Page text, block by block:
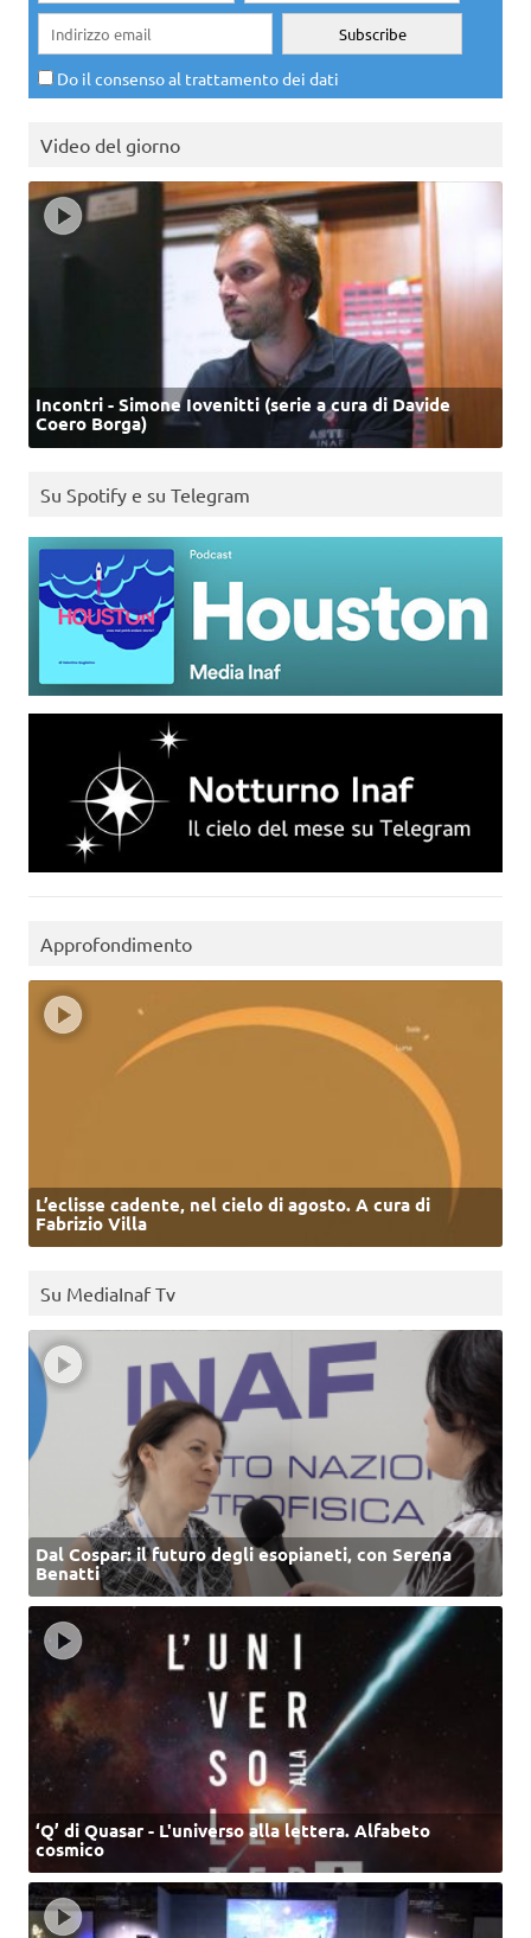
Do il consenso al trattamento dei dati
Video del giorno
Incontri - Simone Iovenitti (serie a cura di Davide
Coero Borga)
Su Spotify e su Telegram
Approfondimento
L’eclisse cadente, nel cielo di agosto. A cura di
Fabrizio Villa
Su MediaInaf Tv
Dal Cospar: il futuro degli esopianeti, con Serena
Benatti
‘Q’ di Quasar - L'universo alla lettera. Alfabeto
cosmico